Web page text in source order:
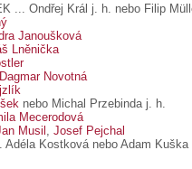
... Ondřej Král j. h. nebo Filip
Janoušková
Lněnička
Dagmar Novotná
nebo Michal Przebinda j. h.
Mecerodová
Musil Josef Pejchal
Adéla Kostková nebo Adam